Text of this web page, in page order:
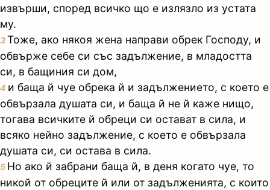
извърши, според всичко що е излязло из устата
му.
3Тоже, ако някоя жена направи обрек Господу, и
обвърже себе си със задължение, в младостта
си, в бащиния си дом,
4 и баща й чуе обрека й и задължението, с което е
обвързала душата си, и баща й не й каже нищо,
тогава всичките й обреци си остават в сила, и
всяко нейно задължение, с което е обвързала
душата си, си остава в сила.
5 Но ако й забрани баща й, в деня когато чуе, то
никой от обреците й или от задълженията, с които